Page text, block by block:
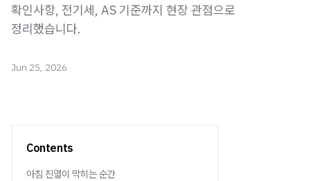
확인사항, 전기세, AS 기준까지 현장 관점으로
정리했습니다.
Jun 25, 2026
Contents
아침 진열이 막히는 순간